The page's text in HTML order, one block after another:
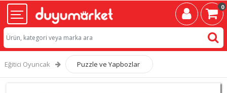
0
Eğitici Oyuncak Puzzle ve Yapbozlar